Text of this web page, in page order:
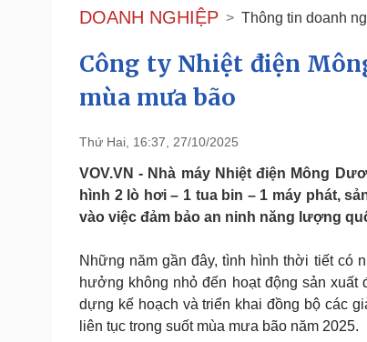
Đảng
Tổ chức nhân sự
Nhận diện sự thật
Tin 24h
Dự báo thời tiết
Dấu ấn VOV
Pháp luật
Tin nóng
Tư vấn luật
Việt Nam
Phân tích
Sức khỏe
Dinh dưỡng - món ngon
Cây thuốc
Sản phụ khoa
Đời sống
Nhà đẹp
Blog
Tình yêu - Gia
DOANH NGHIỆP Thông tin doanh
Công ty Nhiệt điện
mùa mưa bão
Thứ Hai, 16:37, 27/10/2025
VOV.VN - Nhà máy Nhiệt điện Mông
hình 2 lò hơi – 1 tua bin – 1 máy phát,
vào việc đảm bảo an ninh năng lượng
Những năm gần đây, tình hình thời tiết có
hưởng không nhỏ đến hoạt động sản
dựng kế hoạch và triển khai đồng bộ các
liên tục trong suốt mùa mưa bão năm 2025.